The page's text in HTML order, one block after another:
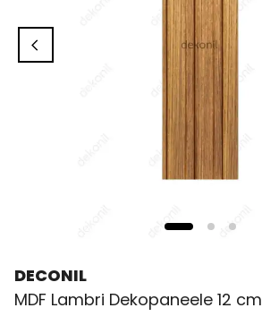
DECONIL
MDF Lambri Dekopaneele 12 cm